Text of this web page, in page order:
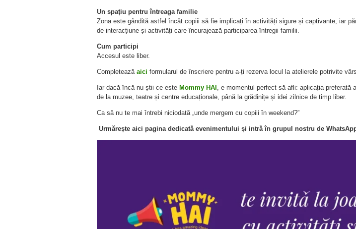
Un spațiu pentru întreaga familie
Zona este gândită astfel încât copiii să fie implicați în activități sigure și captivante, iar
de interacțiune și activități care încurajează participarea întregii familii.
Cum participi
Accesul este liber.
Completează aici formularul de înscriere pentru a-ți rezerva locul la atelierele potrivite
Iar dacă încă nu știi ce este Mommy HAI
, e momentul perfect să afli: aplicația
de la muzee, teatre și centre educaționale, până la grădinițe și idei zilnice de timp liber.
Ca să nu te mai întrebi niciodată „unde mergem cu copiii în weekend?”
Urmărește aici pagina dedicată evenimentului și intră în grupul nostru de